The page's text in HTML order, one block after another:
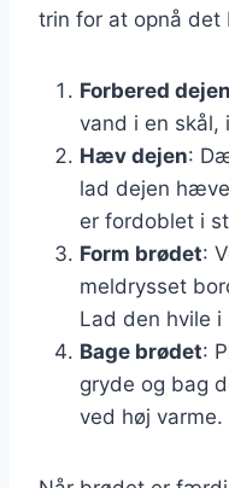
trin for at opnå det
Forbered dejen
vand i en
Hæv dejen:
lad dejen
er fordoblet i
Form brødet:
meldrysset
Lad den hvile
Bage brødet:
gryde og bag
ved høj varme.